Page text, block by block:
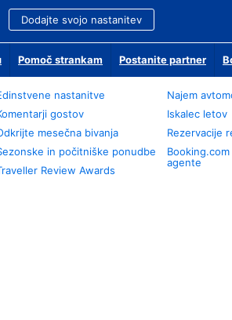
Dodajte svojo nastanitev
Pomoč strankam Postanite partner
nastanitve
gostov
mesečna bivanja
in počitniške ponudbe
Review Awards
Najem
Iskalec letov
Rezervacije
agente